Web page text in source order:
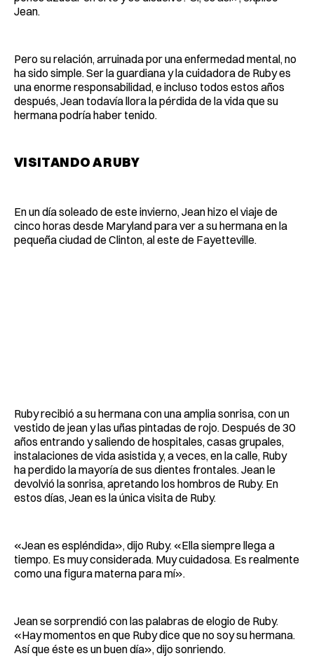
Jean.
Pero su relación, arruinada por una enfermedad mental, no
ha sido simple. Ser la guardiana y la cuidadora de Ruby es
una enorme responsabilidad, e incluso todos estos años
después, Jean todavía llora la pérdida de la vida que su
hermana podría haber tenido.
VISITANDO A RUBY
En un día soleado de este invierno, Jean hizo el viaje de
cinco horas desde Maryland para ver a su hermana en la
pequeña ciudad de Clinton, al este de Fayetteville.
Ruby recibió a su hermana con una amplia sonrisa, con un
vestido de jean y las uñas pintadas de rojo. Después de 30
años entrando y saliendo de hospitales, casas grupales,
instalaciones de vida asistida y, a veces, en la calle, Ruby
ha perdido la mayoría de sus dientes frontales. Jean le
devolvió la sonrisa, apretando los hombros de Ruby. En
estos días, Jean es la única visita de Ruby.
«Jean es espléndida», dijo Ruby. «Ella siempre llega a
tiempo. Es muy considerada. Muy cuidadosa. Es realmente
como una figura materna para mí».
Jean se sorprendió con las palabras de elogio de Ruby.
«Hay momentos en que Ruby dice que no soy su hermana.
Así que éste es un buen día», dijo sonriendo.